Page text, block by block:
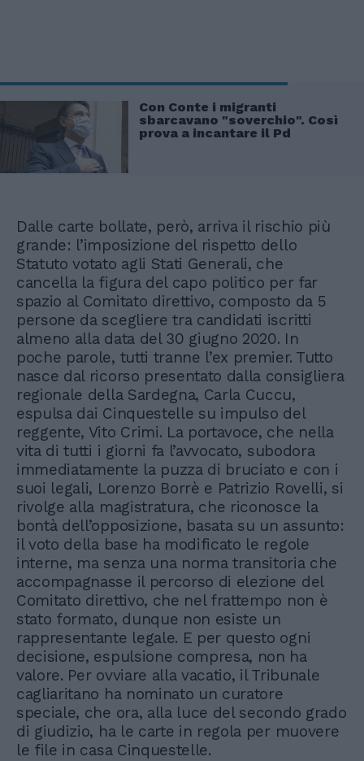
Con Conte i migranti
sbarcavano "soverchio". Così
prova a incantare il Pd
Dalle carte bollate, però, arriva il rischio più
grande: l’imposizione del rispetto dello
Statuto votato agli Stati Generali, che
cancella la figura del capo politico per far
spazio al Comitato direttivo, composto da 5
persone da scegliere tra candidati iscritti
almeno alla data del 30 giugno 2020. In
poche parole, tutti tranne l’ex premier. Tutto
nasce dal ricorso presentato dalla consigliera
regionale della Sardegna, Carla Cuccu,
espulsa dai Cinquestelle su impulso del
reggente, Vito Crimi. La portavoce, che nella
vita di tutti i giorni fa l’avvocato, subodora
immediatamente la puzza di bruciato e con i
suoi legali, Lorenzo Borrè e Patrizio Rovelli, si
rivolge alla magistratura, che riconosce la
bontà dell’opposizione, basata su un assunto:
il voto della base ha modificato le regole
interne, ma senza una norma transitoria che
accompagnasse il percorso di elezione del
Comitato direttivo, che nel frattempo non è
stato formato, dunque non esiste un
rappresentante legale. E per questo ogni
decisione, espulsione compresa, non ha
valore. Per ovviare alla vacatio, il Tribunale
cagliaritano ha nominato un curatore
speciale, che ora, alla luce del secondo grado
di giudizio, ha le carte in regola per muovere
le file in casa Cinquestelle.